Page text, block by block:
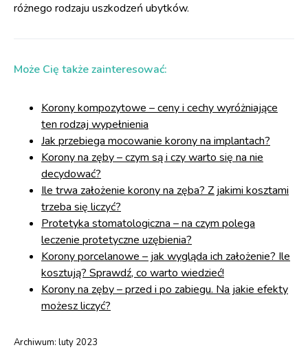
różnego rodzaju uszkodzeń ubytków.
Może Cię także zainteresować:
Korony kompozytowe – ceny i cechy wyróżniające
ten rodzaj wypełnienia
Jak przebiega mocowanie korony na implantach?
Korony na zęby – czym są i czy warto się na nie
decydować?
Ile trwa założenie korony na zęba? Z jakimi kosztami
trzeba się liczyć?
Protetyka stomatologiczna – na czym polega
leczenie protetyczne uzębienia?
Korony porcelanowe – jak wygląda ich założenie? Ile
kosztują? Sprawdź, co warto wiedzieć!
Korony na zęby – przed i po zabiegu. Na jakie efekty
możesz liczyć?
Archiwum: luty 2023